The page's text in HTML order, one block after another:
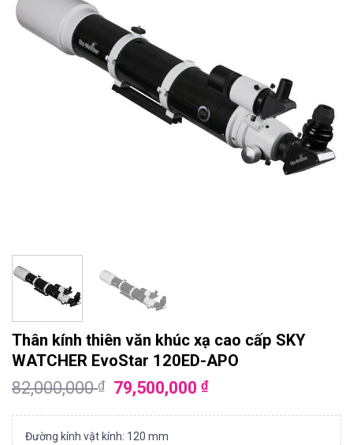
Thân kính thiên văn khúc xạ cao cấp SKY
WATCHER EvoStar 120ED-APO
82,000,000₫ 79,500,000₫
Đường kính vật kính: 120 mm